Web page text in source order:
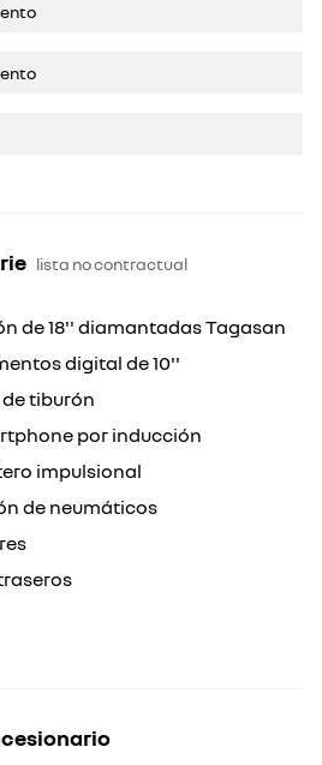
lista no contractual
de 18'' diamantadas Tagasan
digital de 10''
tiburón
por inducción
impulsional
de neumáticos